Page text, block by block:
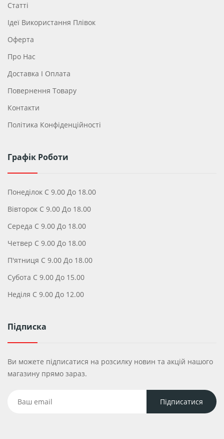
Статті
Ідеї ​​використання Плівок
Оферта
Про Нас
Доставка І Оплата
Повернення Товару
Контакти
Політика Конфіденційності
Графік Роботи
Понеділок С 9.00 До 18.00
Вівторок С 9.00 До 18.00
Середа С 9.00 До 18.00
Четвер С 9.00 До 18.00
П'ятниця С 9.00 До 18.00
Субота С 9.00 До 15.00
Неділя С 9.00 До 12.00
Підписка
Ви можете підписатися на розсилку новин та акцій нашого
магазину прямо зараз.